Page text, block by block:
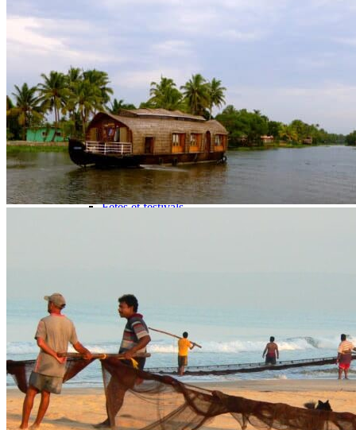
Hiver
Infos pratiques
Préparer son voyage
Présentation de l’Inde
Les incontournables et bonnes raisons de partir
Quand partir ?
Guide voyage Inde : avant de partir
Faire sa demande de visa pour l’Inde
Hôtels partenaires
Cuisine en Inde
Fêtes et festivals
Demande d'info
09 83 40 65 79